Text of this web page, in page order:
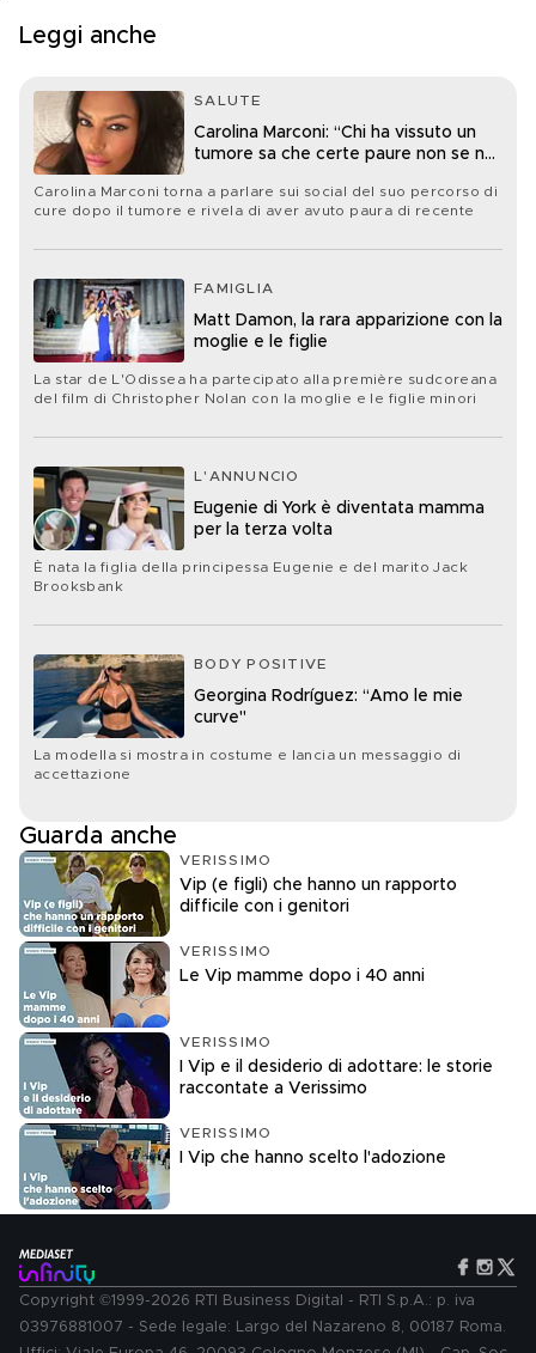
Leggi anche
SALUTE
Carolina Marconi: “Chi ha vissuto un
tumore sa che certe paure non se ne
Carolina Marconi torna a parlare sui social del suo percorso di
cure dopo il tumore e rivela di aver avuto paura di recente
FAMIGLIA
Matt Damon, la rara apparizione con la
moglie e le figlie
La star de L'Odissea ha partecipato alla première sudcoreana
del film di Christopher Nolan con la moglie e le figlie minori
L'ANNUNCIO
Eugenie di York è diventata mamma
per la terza volta
È nata la figlia della principessa Eugenie e del marito Jack
Brooksbank
BODY POSITIVE
Georgina Rodríguez: “Amo le mie
curve"
La modella si mostra in costume e lancia un messaggio di
accettazione
Guarda anche
VERISSIMO
Vip (e figli) che hanno un rapporto
difficile con i genitori
VERISSIMO
Le Vip mamme dopo i 40 anni
VERISSIMO
I Vip e il desiderio di adottare: le storie
raccontate a Verissimo
VERISSIMO
I Vip che hanno scelto l'adozione
Copyright ©1999-2026 RTI Business Digital - RTI S.p.A.: p. iva
03976881007 - Sede legale: Largo del Nazareno 8, 00187 Roma.